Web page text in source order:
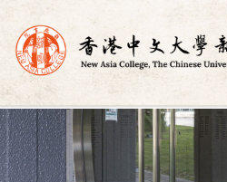
Skip
to
content